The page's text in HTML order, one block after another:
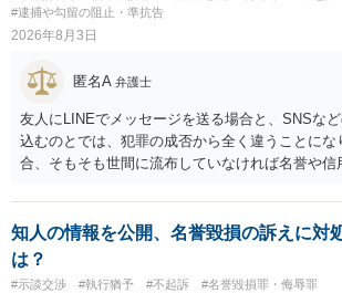
#逮捕や勾留の阻止・準抗告
2026年8月3日
匿名A 弁護士
友人にLINEでメッセージを送る場合と、SNSな
込むのとでは、犯罪の成否から全く違うことにな
合、そもそも世間に流布していなければ名誉や信
知人の情報を公開、名誉毀損の訴えに対
は？
#示談交渉 #執行猶予 #不起訴
#名誉毀損罪・侮辱罪